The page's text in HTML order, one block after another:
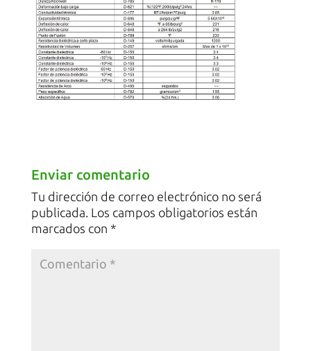
Enviar comentario
Tu dirección de correo electrónico no será
publicada. Los campos obligatorios están
marcados con *